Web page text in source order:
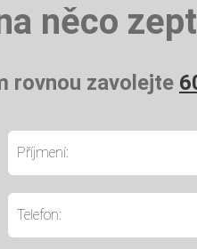
něco
rovnou zavolejte
Příjmení:
Telefon: